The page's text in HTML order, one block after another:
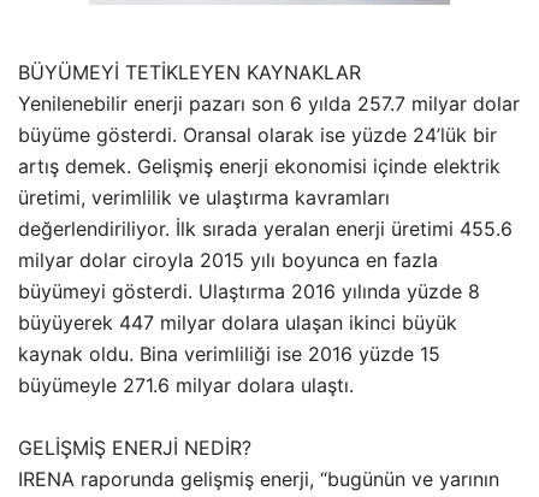
BÜYÜMEYİ TETİKLEYEN KAYNAKLAR
Yenilenebilir enerji pazarı son 6 yılda 257.7 milyar dolar
büyüme gösterdi. Oransal olarak ise yüzde 24’lük bir
artış demek. Gelişmiş enerji ekonomisi içinde elektrik
üretimi, verimlilik ve ulaştırma kavramları
değerlendiriliyor. İlk sırada yeralan enerji üretimi 455.6
milyar dolar ciroyla 2015 yılı boyunca en fazla
büyümeyi gösterdi. Ulaştırma 2016 yılında yüzde 8
büyüyerek 447 milyar dolara ulaşan ikinci büyük
kaynak oldu. Bina verimliliği ise 2016 yüzde 15
büyümeyle 271.6 milyar dolara ulaştı.
GELİŞMİŞ ENERJİ NEDİR?
IRENA raporunda gelişmiş enerji, “bugünün ve yarının